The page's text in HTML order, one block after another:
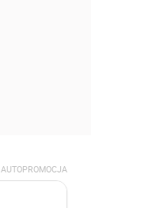
AUTOPROMOCJA